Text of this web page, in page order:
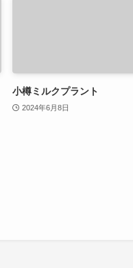
小樽ミルクプラント
2024年6月8日